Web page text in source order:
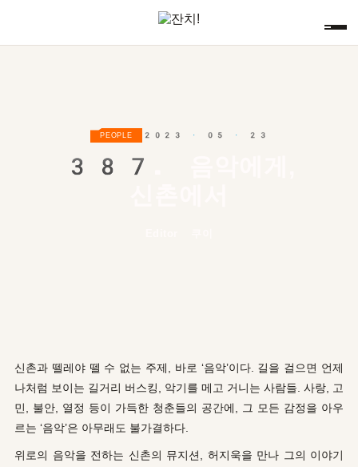
PEOPLE 2023 · 05 · 23
387.
신촌과 뗄레야 뗄 수 없는 주제, 바로 ‘음악’이다. 길을 걸으면 언제
나처럼 보이는 길거리 버스킹, 악기를 메고 거니는 사람들. 사랑, 고
민, 불안, 열정 등이 가득한 청춘들의 공간에, 그 모든 감정을 아우
르는 ‘음악’은 아무래도 불가결하다.
위로의 음악을 전하는 신촌의 뮤지션, 허지욱을 만나 그의 이야기